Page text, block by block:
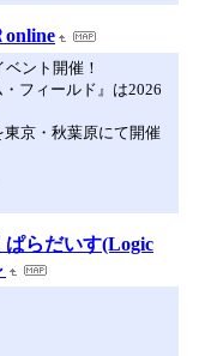
online
ント開催！
フィールド』は2026
京・秋葉原にて開催
ぱらだいす(Logic